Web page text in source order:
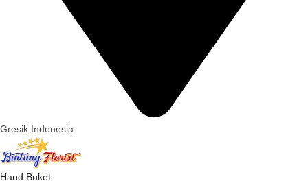
Gresik Indonesia
Hand Buket